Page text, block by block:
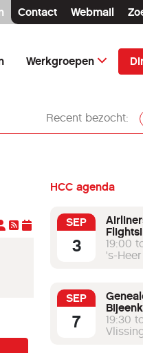
Contact Webmail
Werkgroepen
Recent bezocht:
HCC agenda
SEP
3
19:00
's-
SEP
7
19:30